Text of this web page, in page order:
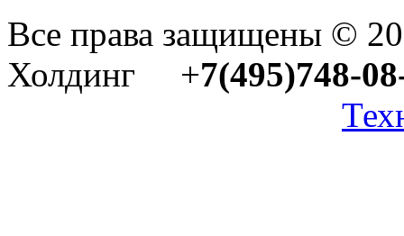
Все права защищены ©
Холдинг +7(495)748-